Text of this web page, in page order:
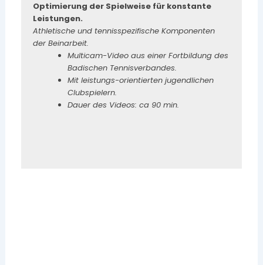
Optimierung der Spielweise für konstante
Leistungen.
Athletische und tennisspezifische Komponenten
der Beinarbeit.
Multicam-Video aus einer Fortbildung des
Badischen Tennisverbandes.
Mit leistungs-orientierten jugendlichen
Clubspielern.
Dauer des Videos: ca 90 min.